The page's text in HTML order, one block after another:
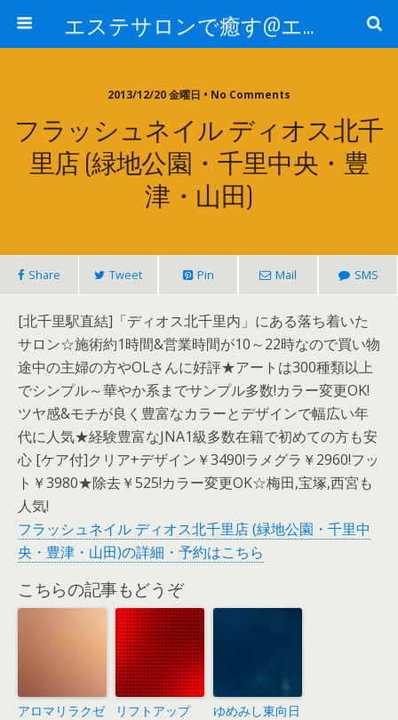
エステサロンで癒す@エステ～全国エステ情報
2013/12/20 金曜日 • No Comments
フラッシュネイル ディオス北千
里店 (緑地公園・千里中央・豊
津・山田)
Share Tweet Pin Mail SMS
[北千里駅直結]「ディオス北千里内」にある落ち着いた
サロン☆施術約1時間&営業時間が10～22時なので買い物
途中の主婦の方やOLさんに好評★アートは300種類以上
でシンプル～華やか系までサンプル多数!カラー変更OK!
ツヤ感&モチが良く豊富なカラーとデザインで幅広い年
代に人気★経験豊富なJNA1級多数在籍で初めての方も安
心 [ケア付]クリア+デザイン￥3490!ラメグラ￥2960!フッ
ト￥3980★除去￥525!カラー変更OK☆梅田,宝塚,西宮も
人気!
フラッシュネイル ディオス北千里店 (緑地公園・千里中
央・豊津・山田)の詳細・予約はこちら
こちらの記事もどうぞ
アロマリラクゼ
リフトアップ
ゆめみし東向日